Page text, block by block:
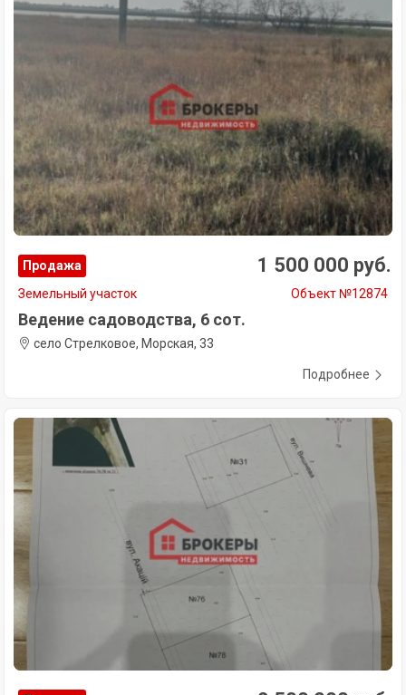
Продажа 1 500 000 руб.
Земельный участок Объект №12874
Ведение садоводства, 6 сот.
село Стрелковое, Морская, 33
Подробнее